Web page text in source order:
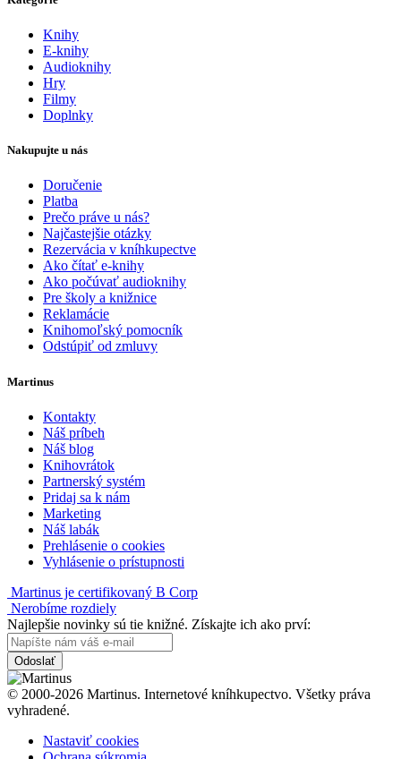
Knihy
E-knihy
Audioknihy
Hry
Filmy
Doplnky
Nakupujte u nás
Doručenie
Platba
Prečo práve u nás?
Najčastejšie otázky
Rezervácia v kníhkupectve
Ako čítať e-knihy
Ako počúvať audioknihy
Pre školy a knižnice
Reklamácie
Knihomoľský pomocník
Odstúpiť od zmluvy
Martinus
Kontakty
Náš príbeh
Náš blog
Knihovrátok
Partnerský systém
Pridaj sa k nám
Marketing
Náš labák
Prehlásenie o cookies
Vyhlásenie o prístupnosti
Martinus je certifikovaný B Corp
Nerobíme rozdiely
Najlepšie novinky sú tie knižné. Získajte ich ako prví:
Odoslať
© 2000-2026 Martinus. Internetové kníhkupectvo. Všetky práva
vyhradené.
Nastaviť cookies